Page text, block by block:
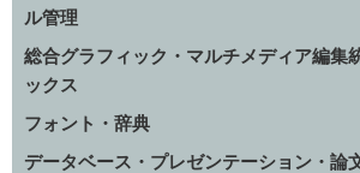
ル管理
総合グラフィック・マルチメディア編集
ックス
フォント・辞典
データベース・プレゼンテーション・論